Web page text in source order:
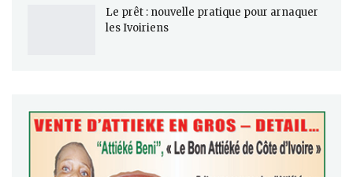
Le prêt : nouvelle pratique pour arnaquer
les Ivoiriens